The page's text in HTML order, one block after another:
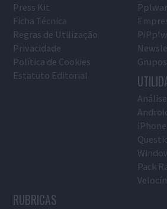
Press Kit
Ficha Técnica
Regras de Utilização
Privacidade
Política de Cookies
Estatuto Editorial
iPhone
Pack
RUBRICAS